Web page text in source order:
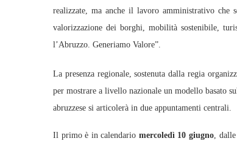
realizzate, ma anche il lavoro amministrativo che
valorizzazione dei borghi, mobilità sostenibile,
l’Abruzzo. Generiamo Valore”.
La presenza regionale, sostenuta dalla regia
per mostrare a livello nazionale un modello basato
abruzzese si articolerà in due appuntamenti centrali.
Il primo è in calendario mercoledì 10 giugno,